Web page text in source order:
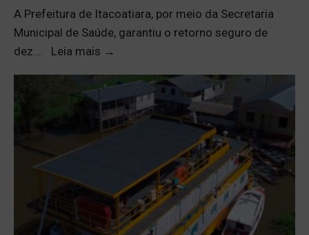
A Prefeitura de Itacoatiara, por meio da Secretaria
Municipal de Saúde, garantiu o retorno seguro de
dez... Leia mais →